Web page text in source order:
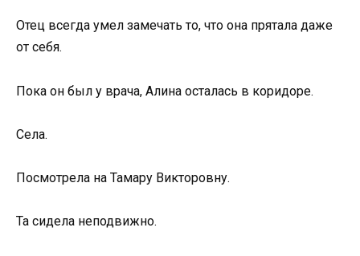
Отец всегда умел замечать то, что она прятала даже
от себя.
Пока он был у врача, Алина осталась в коридоре.
Села.
Посмотрела на Тамару Викторовну.
Та сидела неподвижно.